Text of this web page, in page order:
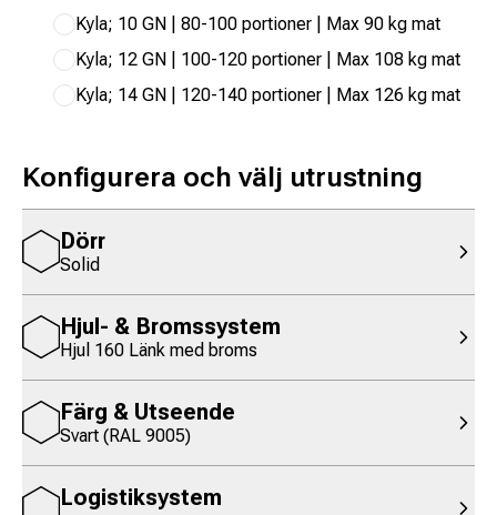
Kyla; 10 GN | 80-100 portioner | Max 90 kg mat
Kyla; 12 GN | 100-120 portioner | Max 108 kg mat
Kyla; 14 GN | 120-140 portioner | Max 126 kg mat
Konfigurera och välj utrustning
Dörr
Solid
Hjul- & Bromssystem
Hjul 160 Länk med broms
Färg & Utseende
Svart (RAL 9005)
Logistiksystem